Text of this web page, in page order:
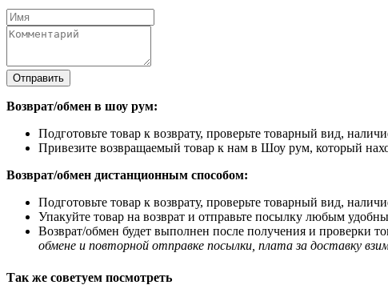
Отправить
Возврат/обмен в шоу рум:
Подготовьте товар к возврату, проверьте товарный вид,
Привезите возвращаемый товар к нам в Шоу рум, который
Возврат/обмен дистанционным способом:
Подготовьте товар к возврату, проверьте товарный вид,
Упакуйте товар на возврат и отправьте посылку любым
Возврат/обмен будет выполнен после получения и проверки
обмене и повторной отправке посылки, плата за доставку
Так же советуем посмотреть